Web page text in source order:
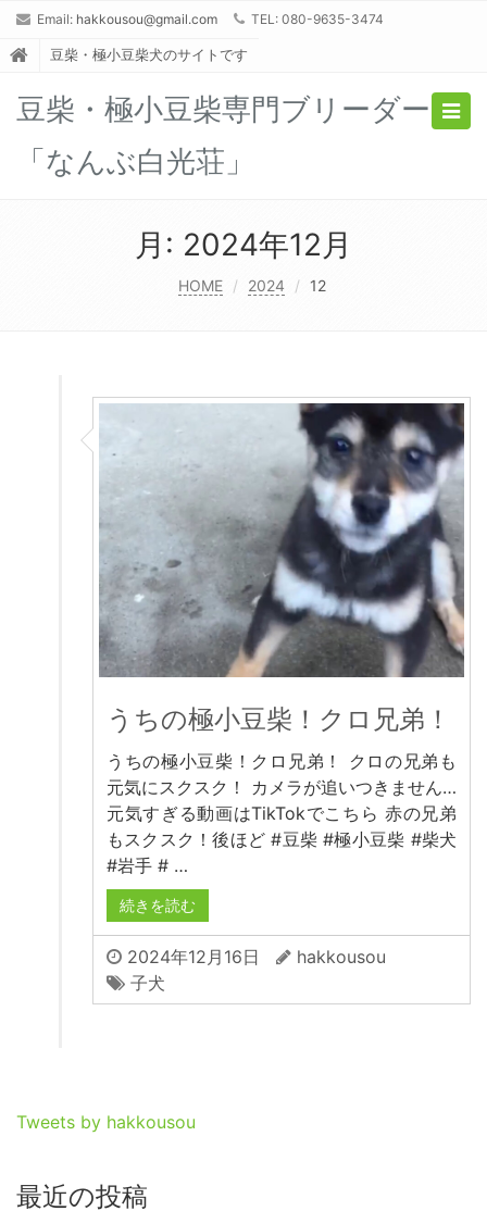
Email: hakkousou@gmail.com TEL: 080-9635-3474
豆柴・極小豆柴犬のサイトです
豆柴・極小豆柴専門ブリーダー
「なんぶ白光荘」
月: 2024年12月
HOME 2024 12
うちの極小豆柴！クロ兄弟！
うちの極小豆柴！クロ兄弟！ クロの兄弟も
元気にスクスク！ カメラが追いつきません…
元気すぎる動画はTikTokでこちら 赤の兄弟
もスクスク！後ほど #豆柴 #極小豆柴 #柴犬
#岩手 # …
続きを読む
2024年12月16日
hakkousou
子犬
Tweets by hakkousou
最近の投稿